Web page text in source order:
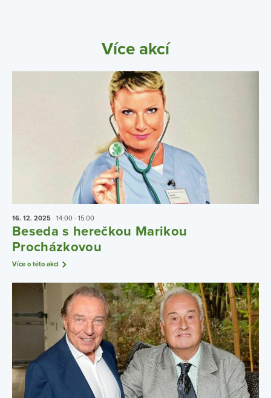
Více akcí
16. 12. 2025 14:00 - 15:00
Beseda s herečkou Marikou
Procházkovou
Více o této akci